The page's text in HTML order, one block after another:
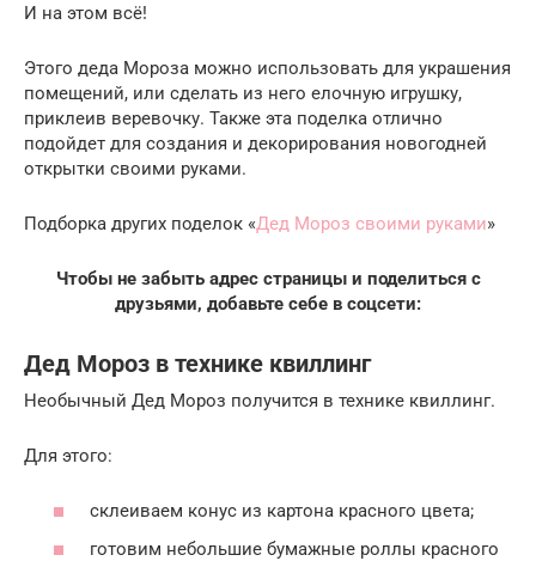
И на этом всё!
Этого деда Мороза можно использовать для украшения
помещений, или сделать из него елочную игрушку,
приклеив веревочку. Также эта поделка отлично
подойдет для создания и декорирования новогодней
открытки своими руками.
Подборка других поделок «Дед Мороз своими руками»
Чтобы не забыть адрес страницы и поделиться с
друзьями, добавьте себе в соцсети:
Дед Мороз в технике квиллинг
Необычный Дед Мороз получится в технике квиллинг.
Для этого:
склеиваем конус из картона красного цвета;
готовим небольшие бумажные роллы красного